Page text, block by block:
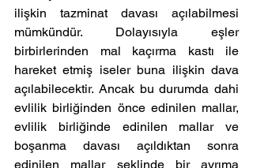
ilişkin tazminat davası açılabilmesi
mümkündür. Dolayısıyla eşler
birbirlerinden mal kaçırma kastı ile
hareket etmiş iseler buna ilişkin dava
açılabilecektir. Ancak bu durumda dahi
evlilik birliğinden önce edinilen mallar,
evlilik birliğinde edinilen mallar ve
boşanma davası açıldıktan sonra
edinilen mallar şeklinde bir ayrıma